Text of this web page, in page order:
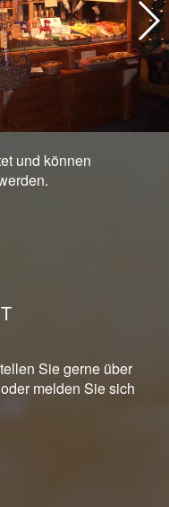
und können
Sie gerne über
melden Sie sich